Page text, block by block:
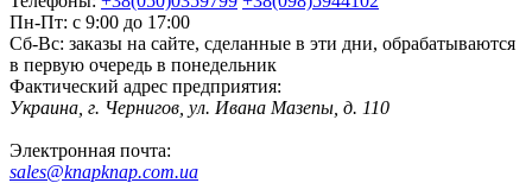
Пн-Пт: с 9:00 до 17:00
Сб-Вс: заказы на сайте, сделанные в эти дни, обрабатываются
в первую очередь в понедельник
Фактический адрес предприятия:
Украина, г. Чернигов, ул. Ивана Мазепы, д. 110
Электронная почта:
sales@knapknap.com.ua